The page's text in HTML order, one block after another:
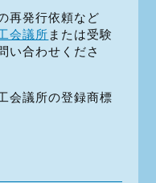
再発行依頼など
会議所 または受験
い合わせくださ
会議所の登録商標